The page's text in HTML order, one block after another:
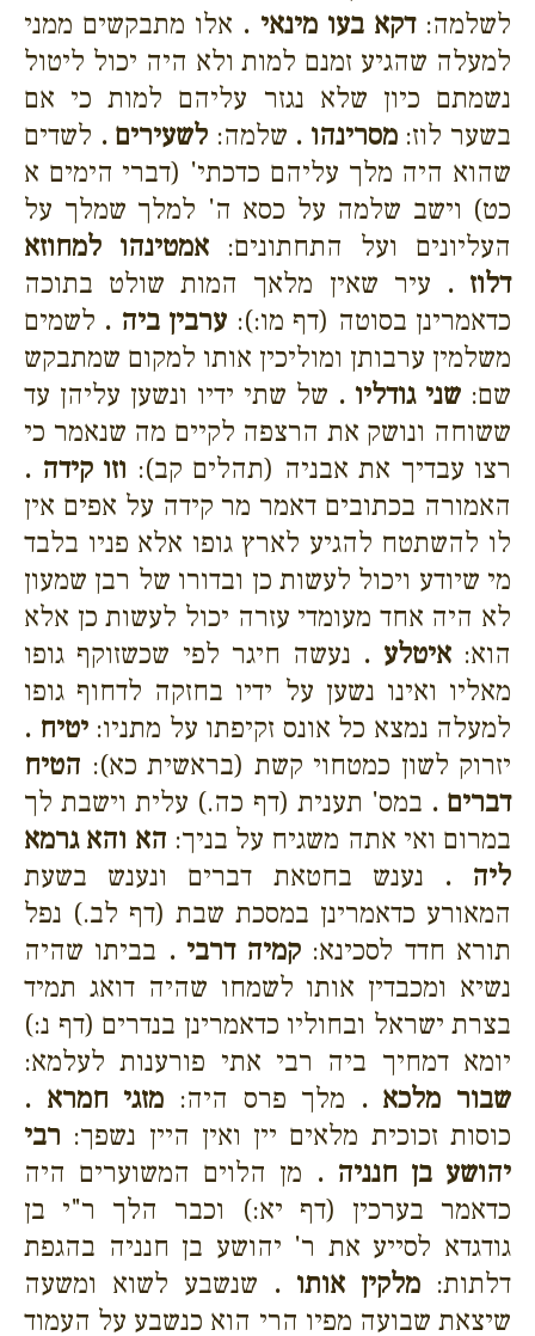
לשלמה:דקא בעו מינאי . אלו מתבקשים ממני
למעלה שהגיע זמנם למות ולא היה יכול ליטול
נשמתם כיון שלא נגזר עליהם למות כי אם
בשער לוז:מסרינהו . שלמה: לשעירים . לשדים
שהוא היה מלך עליהם כדכתי' (דברי הימים א
כט) וישב שלמה על כסא ה' למלך שמלך על
העליונים ועל התחתונים: אמטינהו למחוזא
דלוז . עיר שאין מלאך המות שולט בתוכה
כדאמרינן בסוטה (דף מו:): ערבין ביה . לשמים
משלמין ערבותן ומוליכין אותו למקום שמתבקש
שם: שני גודליו . של שתי ידיו ונשען עליהן עד
ששוחה ונושק את הרצפה לקיים מה שנאמר כי
רצו עבדיך את אבניה (תהלים קב): וזו קידה .
האמורה בכתובים דאמר מר קידה על אפים אין
לו להשתטח להגיע לארץ גופו אלא פניו בלבד
מי שיודע ויכול לעשות כן ובדורו של רבן שמעון
לא היה אחד מעומדי עזרה יכול לעשות כן אלא
הוא:איטלע . נעשה חיגר לפי שכשזוקף גופו
מאליו ואינו נשען על ידיו בחזקה לדחוף גופו
למעלה נמצא כל אונס זקיפתו על מתניו:יטיח .
יזרוק לשון כמטחוי קשת (בראשית כא): הטיח
דברים . במס' תענית (דף כה.) עלית וישבת לך
במרום ואי אתה משגיח על בניך: הא והא גרמא
ליה . נענש בחטאת דברים ונענש בשעת
המאורע כדאמרינן במסכת שבת (דף לב.) נפל
תורא חדד לסכינא: קמיה דרבי . בביתו שהיה
נשיא ומכבדין אותו לשמחו שהיה דואג תמיד
בצרת ישראל ובחוליו כדאמרינן בנדרים (דף נ:)
יומא דמחיך ביה רבי אתי פורענות לעלמא:
שבור מלכא . מלך פרס היה: מזגי חמרא .
כוסות זכוכית מלאים יין ואין היין נשפך: רבי
יהושע בן חנניה . מן הלוים המשוערים היה
כדאמר בערכין (דף יא:) וכבר הלך ר"י בן
גודגדא לסייע את ר' יהושע בן חנניה בהגפת
דלתות: מלקין אותו . שנשבע לשוא ומשעה
שיצאת שבועה מפיו הרי הוא כנשבע על העמוד